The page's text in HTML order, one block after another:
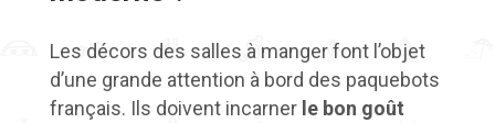
Les décors des salles à manger font l’objet
d’une grande attention à bord des paquebots
français. Ils doivent incarner le bon goût